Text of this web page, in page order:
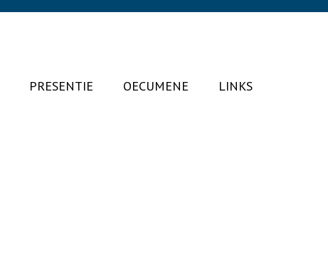
PRESENTIE OECUMENE LINKS